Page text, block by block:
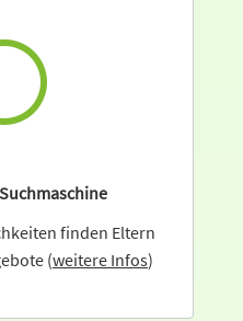
finden Eltern
(weitere Infos)